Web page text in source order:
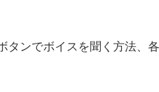
タンでボイスを聞く方法、